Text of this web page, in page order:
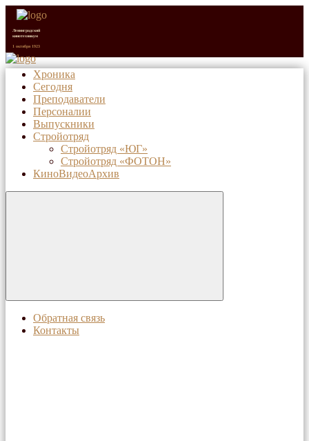
Ленинградский
кинотехникум
1 октября 1923
Санкт-Петербургский
киновидеотехнический
колледж (с 1992 г.)
1 октября 2023
Хроника
Сегодня
Преподаватели
Персоналии
Выпускники
Стройотряд
Стройотряд «ЮГ»
Стройотряд «ФОТОН»
КиноВидеоАрхив
Обратная связь
Контакты